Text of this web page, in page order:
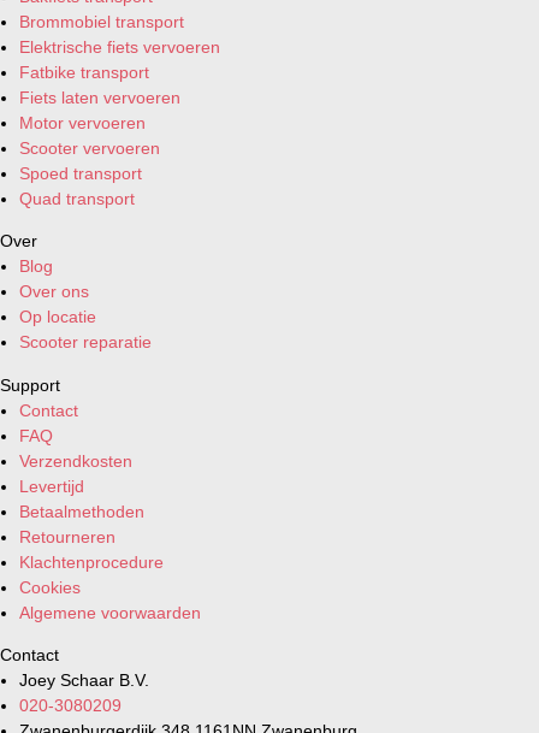
Brommobiel transport
Elektrische fiets vervoeren
Fatbike transport
Fiets laten vervoeren
Motor vervoeren
Scooter vervoeren
Spoed transport
Quad transport
Over
Blog
Over ons
Op locatie
Scooter reparatie
Support
Contact
FAQ
Verzendkosten
Levertijd
Betaalmethoden
Retourneren
Klachtenprocedure
Cookies
Algemene voorwaarden
Contact
Joey Schaar B.V.
020-3080209